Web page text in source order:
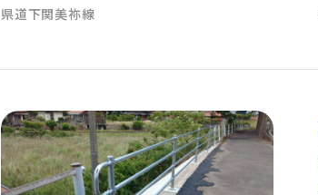
県道下関美祢線